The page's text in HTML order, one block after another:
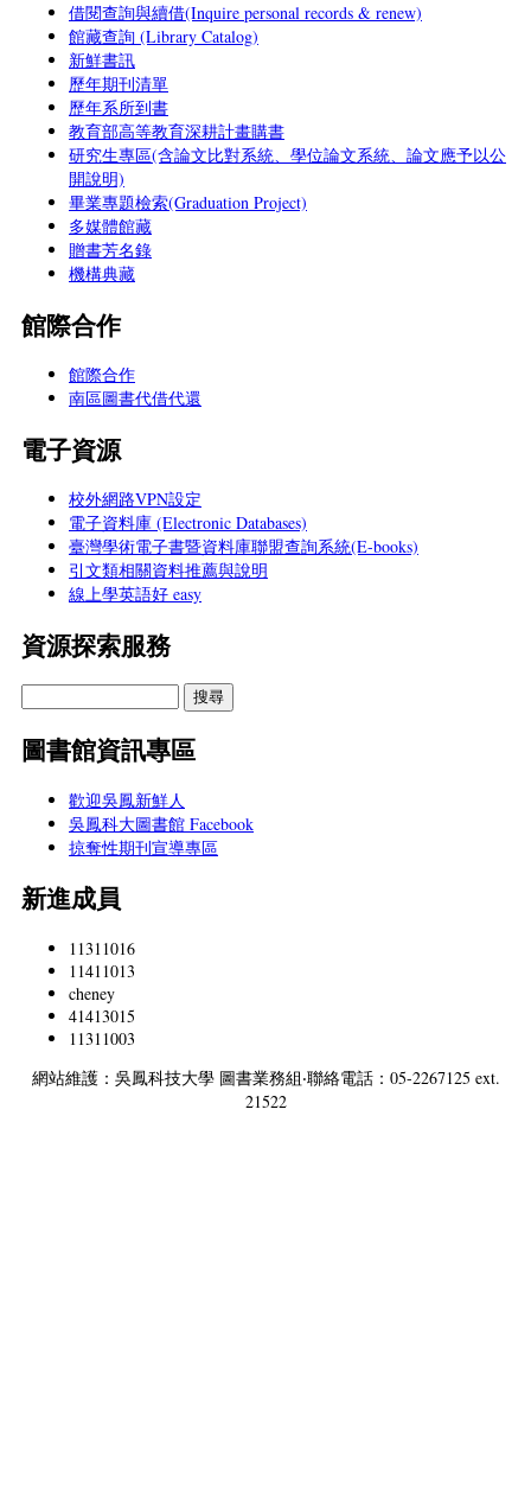
借閱查詢與續借(Inquire personal records & renew)
館藏查詢 (Library Catalog)
新鮮書訊
歷年期刊清單
歷年系所到書
教育部高等教育深耕計畫購書
研究生專區(含論文比對系統、學位論文系統、論文應予以公
開說明)
畢業專題檢索(Graduation Project)
多媒體館藏
贈書芳名錄
機構典藏
館際合作
館際合作
南區圖書代借代還
電子資源
校外網路VPN設定
電子資料庫 (Electronic Databases)
臺灣學術電子書暨資料庫聯盟查詢系統(E-books)
引文類相關資料推薦與說明
線上學英語好 easy
資源探索服務
圖書館資訊專區
歡迎吳鳳新鮮人
吳鳳科大圖書館 Facebook
掠奪性期刊宣導專區
新進成員
11311016
11411013
cheney
41413015
11311003
網站維護：吳鳳科技大學 圖書業務組‧聯絡電話：05-2267125 ext.
21522